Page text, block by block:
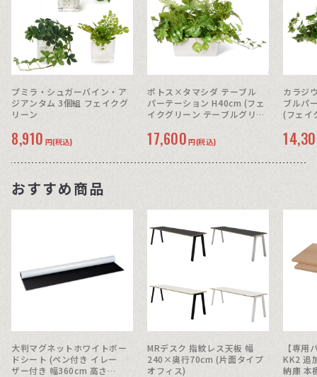
プミラ・シュガーバイン・ア
ジアンタム 3個組 フェイクグ
リーン
8,910 円(税込)
ポトス×タマシダ テーブル
パーテーション H40cm (フェ
イクグリーン テーブルグリー
17,600 円(税込)
カラジ
ブルパ
(フェイ
おすすめ商品
大判マグネットホワイトボー
ドシート (ペン付き イレー
ザー付き 幅360cm 高さ
MRデスク 指紋レス天板 幅
240×奥行70cm (片面タイプ
オフィス)
【専用
KK2 追
納庫 本